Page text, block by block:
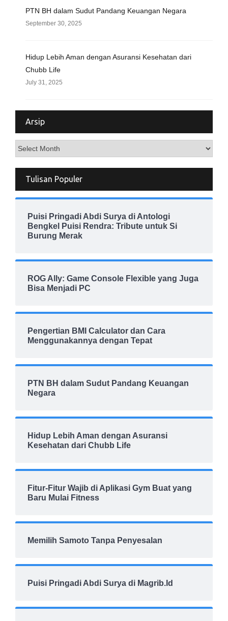
PTN BH dalam Sudut Pandang Keuangan Negara
September 30, 2025
Hidup Lebih Aman dengan Asuransi Kesehatan dari
Chubb Life
July 31, 2025
Arsip
Arsip
Tulisan Populer
Puisi Pringadi Abdi Surya di Antologi
Bengkel Puisi Rendra: Tribute untuk Si
Burung Merak
ROG Ally: Game Console Flexible yang Juga
Bisa Menjadi PC
Pengertian BMI Calculator dan Cara
Menggunakannya dengan Tepat
PTN BH dalam Sudut Pandang Keuangan
Negara
Hidup Lebih Aman dengan Asuransi
Kesehatan dari Chubb Life
Fitur-Fitur Wajib di Aplikasi Gym Buat yang
Baru Mulai Fitness
Memilih Samoto Tanpa Penyesalan
Puisi Pringadi Abdi Surya di Magrib.Id